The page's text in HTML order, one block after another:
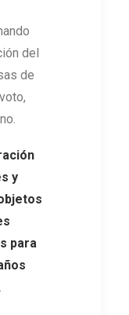
del
de
y
para
.